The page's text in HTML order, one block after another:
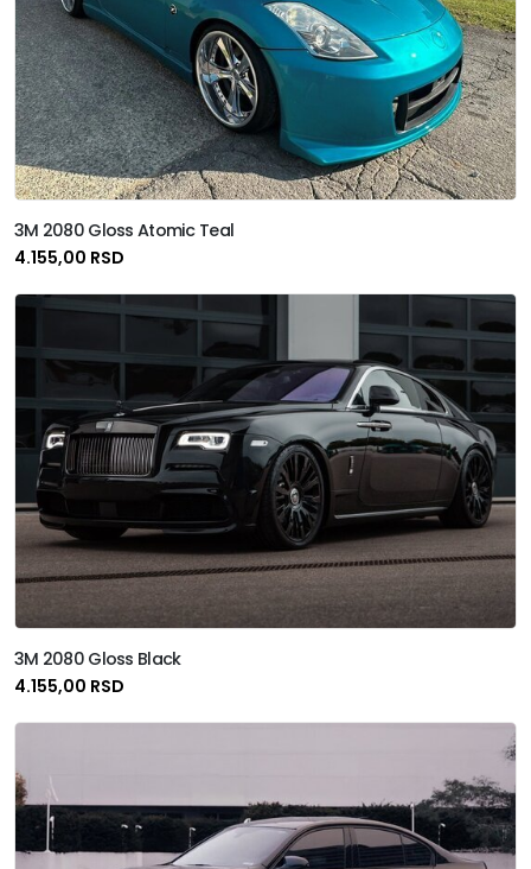
MEAN WELL
Metamark
Oracal
Roll Space
Solar Screen
Sott
Terminax
Tesa
Titanium
Uzlex
Xpel
3M 2080 Gloss Atomic Teal
4.155,00 RSD
3M 2080 Gloss Black
4.155,00 RSD